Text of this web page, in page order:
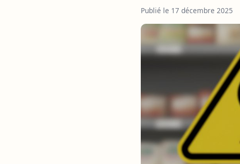
Publié le 17 décembre 2025